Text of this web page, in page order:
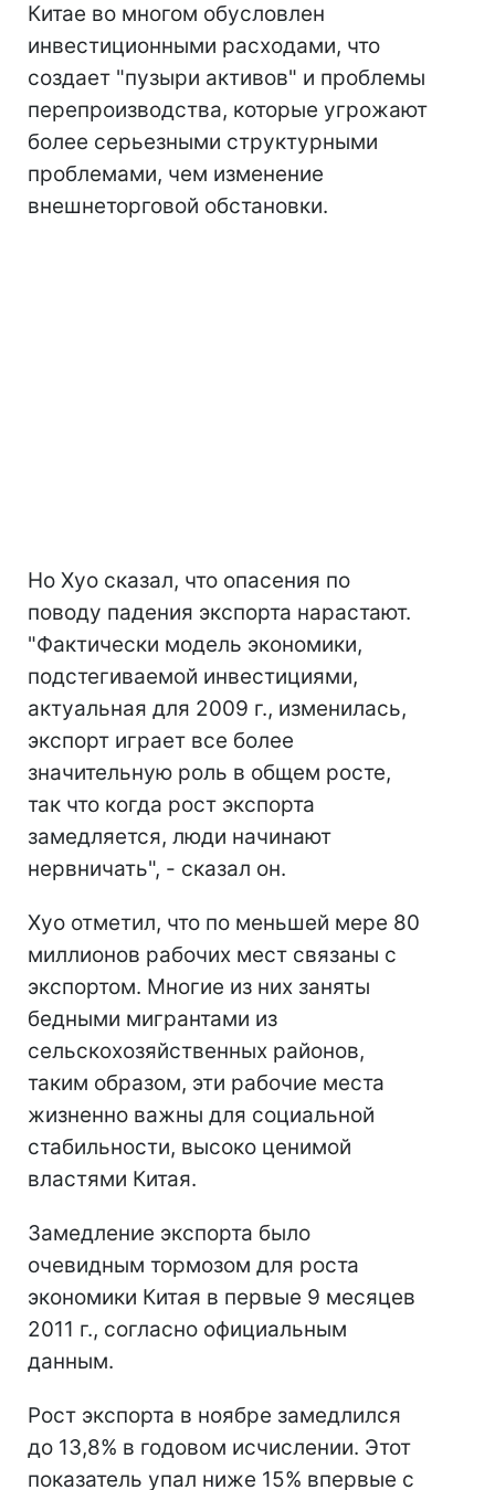
Китае во многом обусловлен
инвестиционными расходами, что
создает "пузыри активов" и проблемы
перепроизводства, которые угрожают
более серьезными структурными
проблемами, чем изменение
внешнеторговой обстановки.
Но Хуо сказал, что опасения по
поводу падения экспорта нарастают.
"Фактически модель экономики,
подстегиваемой инвестициями,
актуальная для 2009 г., изменилась,
экспорт играет все более
значительную роль в общем росте,
так что когда рост экспорта
замедляется, люди начинают
нервничать", - сказал он.
Хуо отметил, что по меньшей мере 80
миллионов рабочих мест связаны с
экспортом. Многие из них заняты
бедными мигрантами из
сельскохозяйственных районов,
таким образом, эти рабочие места
жизненно важны для социальной
стабильности, высоко ценимой
властями Китая.
Замедление экспорта было
очевидным тормозом для роста
экономики Китая в первые 9 месяцев
2011 г., согласно официальным
данным.
Рост экспорта в ноябре замедлился
до 13,8% в годовом исчислении. Этот
показатель упал ниже 15% впервые с